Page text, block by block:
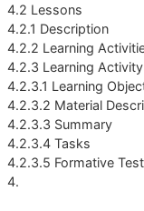
4.2 Lessons
4.2.1 Description
4.2.2 Learning
4.2.3 Learning
4.2.3.1 Learning
4.2.3.2 Material
4.2.3.3 Summary
4.2.3.4 Tasks
4.2.3.5 Formative Test
4.